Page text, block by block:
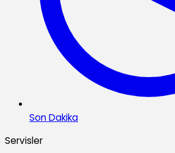
Son Dakika
Servisler